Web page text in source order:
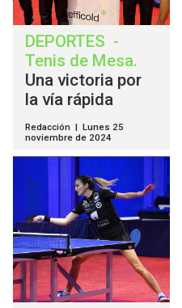
DEPORTES -
Tenis de Mesa.
Una victoria por
la vía rápida
Redacción | Lunes 25
noviembre de 2024